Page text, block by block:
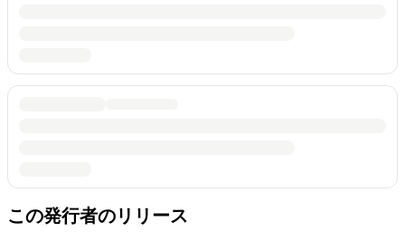
この発行者のリリース